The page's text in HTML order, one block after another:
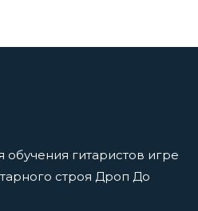
обучения гитаристов игре
строя Дроп До